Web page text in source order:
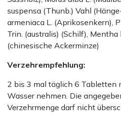
suspensa (Thunb.) Vahl
armeniaca L. (Aprikosenkern),
Trin. (australis) (Schilf),
(chinesische Ackerminze)
Verzehrempfehlung:
2 bis 3 mal täglich 6 Tabletten
Wasser nehmen. Die
Verzehrmenge darf nicht